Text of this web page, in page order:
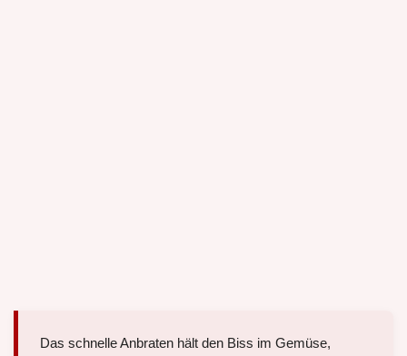
Das schnelle Anbraten hält den Biss im Gemüse,